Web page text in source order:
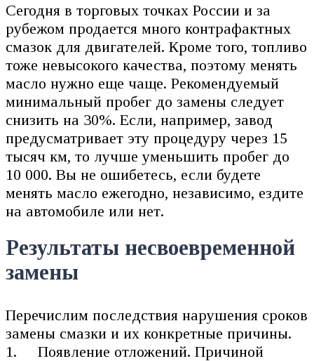
Сегодня в торговых точках России и за
рубежом продается много контрафактных
смазок для двигателей. Кроме того, топливо
тоже невысокого качества, поэтому менять
масло нужно еще чаще. Рекомендуемый
минимальный пробег до замены следует
снизить на 30%. Если, например, завод
предусматривает эту процедуру через 15
тысяч км, то лучше уменьшить пробег до
10 000. Вы не ошибетесь, если будете
менять масло ежегодно, независимо, ездите
на автомобиле или нет.
Результаты несвоевременной
замены
Перечислим последствия нарушения сроков
замены смазки и их конкретные причины.
Появление отложений. Причиной